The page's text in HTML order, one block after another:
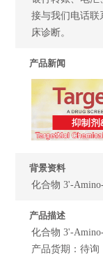
接与我们电话联
床诊断。
产品新闻
背景资料
化合物 3'-
产品描述
化合物 3'-
产品货期：待询